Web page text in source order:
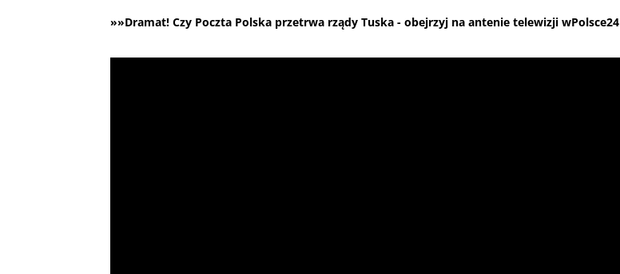
»»Dramat! Czy Poczta Polska przetrwa rządy Tuska - obejrzyj na antenie telewizji wPolsce24